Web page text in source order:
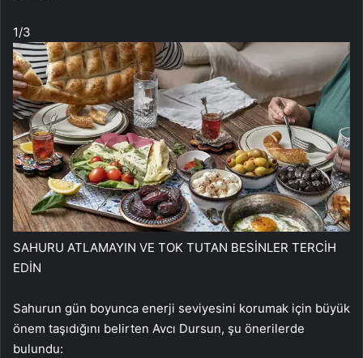
1/3
SAHURU ATLAMAYIN VE TOK TUTAN BESİNLER TERCİH
EDİN
Sahurun gün boyunca enerji seviyesini korumak için büyük
önem taşıdığını belirten Avcı Dursun, şu önerilerde
bulundu: